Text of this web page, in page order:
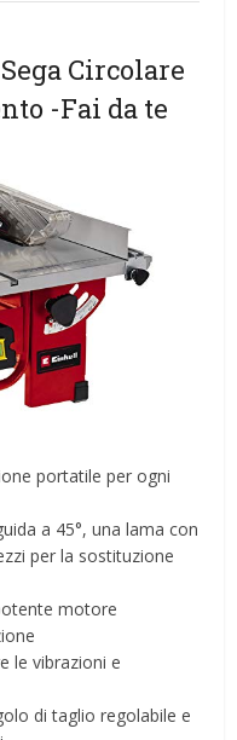
Circolare
-Fai da te
portatile per ogni
a 45°, una lama con
per la sostituzione
motore
le vibrazioni e
di taglio regolabile e